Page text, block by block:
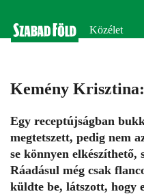
Közélet
Kemény
Egy receptújságban
megtetszett, pedig nem
se könnyen elkészíthető,
Ráadásul még csak
küldte be, látszott, hogy